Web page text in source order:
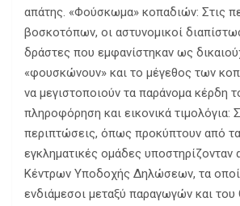
απάτης. «Φούσκωμα» κοπαδιών: Στις
βοσκοτόπων, οι αστυνομικοί
δράστες που εμφανίστηκαν ως
«φουσκώνουν» και το μέγεθος των
να μεγιστοποιούν τα παράνομα κέρδη
πληροφόρηση και εικονικά τιμολόγια:
περιπτώσεις, όπως προκύπτουν από τα
εγκληματικές ομάδες υποστηρίζονταν
Κέντρων Υποδοχής Δηλώσεων, τα
ενδιάμεσοι μεταξύ παραγωγών και